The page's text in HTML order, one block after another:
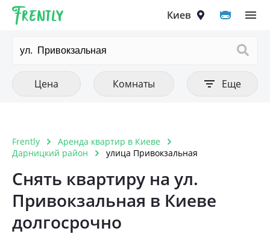
Frently Киев
Выберите город
Киев
Ирпень
Петропавловская Борщаговка
Софиевская Борщаговка
Цена
Цена Очистить все
Цена от
Комнаты
Количество комнат Очистить
1 комнатная
5 комнатная и больше
Еще
Фильтры Очистить все
Тип аренды
Тип постройки
Дореволюционный
Панелька
Хрущовка
Frently
Аренда квартир в Киеве
Дарницкий район
улица Привокзальная
Снять квартиру на ул.
Привокзальная в Киеве
долгосрочно